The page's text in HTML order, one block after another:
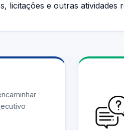
licitações e outras